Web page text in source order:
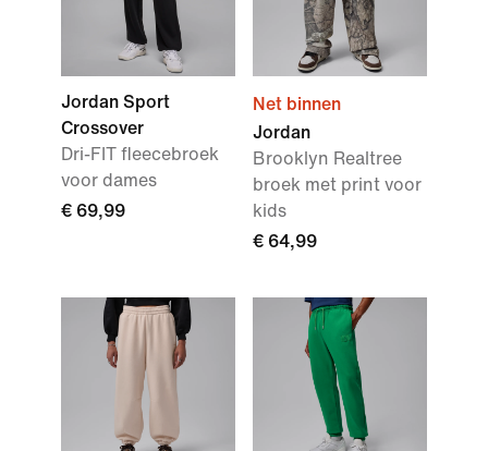
Jordan Sport
Crossover
Dri-FIT fleecebroek
voor dames
€ 69,99
Net binnen
Jordan
Brooklyn Realtree
broek met print voor
kids
€ 64,99